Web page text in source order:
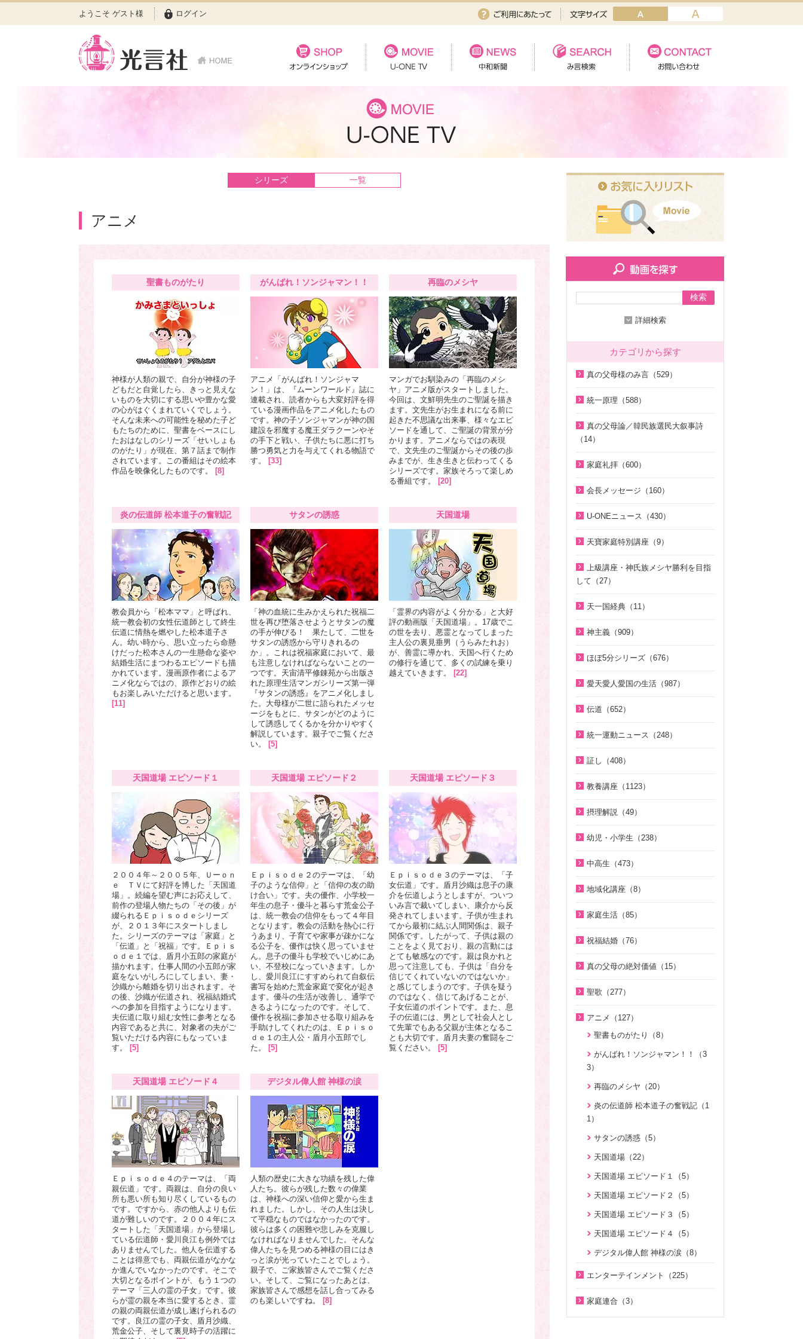
ようこそ ゲスト様 ログイン
シリーズ 一覧
アニメ
聖書ものがたり
神様が人類の親で、自分が神様の子
どもだと自覚したら、きっと見えな
いものを大切にする思いや豊かな愛
の心がはぐくまれていくでしょう。
そんな未来への可能性を秘めた子ど
もたちのために、聖書をベースにし
たおはなしのシリーズ「せいしょも
のがたり」が現在、第７話まで制作
されています。この番組はその絵本
作品を映像化したものです。
[8]
がんばれ！ソンジャマン！！
アニメ「がんばれ！ソンジャマ
ン！」は、『ムーンワールド』誌に
連載され、読者からも大変好評を得
ている漫画作品をアニメ化したもの
です。神の子ソンジャマンが神の国
建設を邪魔する魔王ダラクーンやそ
の手下と戦い、子供たちに悪に打ち
勝つ勇気と力を与えてくれる物語で
す。
[33]
再臨のメシヤ
マンガでお馴染みの「再臨のメシ
ヤ」アニメ版がスタートしました。
今回は、文鮮明先生のご聖誕を描き
ます。文先生がお生まれになる前に
起きた不思議な出来事、様々なエピ
ソードを通して、ご聖誕の背景が分
かります。アニメならではの表現
で、文先生のご聖誕からその後の歩
みまでが、生き生きと伝わってくる
シリーズです。家族そろって楽しめ
る番組です。
[20]
炎の伝道師 松本道子の奮戦記
教会員から「松本ママ」と呼ばれ、
統一教会初の女性伝道師として終生
伝道に情熱を燃やした松本道子さ
ん。幼い時から、思い立ったら命懸
けだった松本さんの一生懸命な姿や
結婚生活にまつわるエピソードも描
かれています。漫画原作者によるア
ニメ化ならではの、原作どおりの絵
もお楽しみいただけると思います。
[11]
サタンの誘惑
「神の血統に生みかえられた祝福二
世を再び堕落させようとサタンの魔
の手が伸びる！ 果たして、二世を
サタンの誘惑から守りきれるの
か」。これは祝福家庭において、最
も注意しなければならないことの一
つです。天宙清平修錬苑から出版さ
れた原理生活マンガシリーズ第一弾
『サタンの誘惑』をアニメ化しまし
た。大母様が二世に語られたメッセ
ージをもとに、サタンがどのように
して誘惑してくるかを分かりやすく
解説しています。親子でご覧くださ
い。
[5]
天国道場
「霊界の内容がよく分かる」と大好
評の動画版「天国道場」。17歳でこ
の世を去り、悪霊となってしまった
主人公の裏見垂男（うらみたれお）
が、善霊に導かれ、天国へ行くため
の修行を通じて、多くの試練を乗り
越えていきます。
[22]
天国道場 エピソード１
２００４年～２００５年、Ｕーｏｎ
ｅ ＴＶにて好評を博した「天国道
場」。続編を望む声にお応えして、
前作の登場人物たちの「その後」が
綴られるＥｐｉｓｏｄｅシリーズ
が、２０１３年にスタートしまし
た。シリーズのテーマは「家庭」と
「伝道」と「祝福」です。Ｅｐｉｓ
ｏｄｅ１では、盾月小五郎の家庭が
描かれます。仕事人間の小五郎が家
庭をないがしろにしてしまい、妻・
沙織から離婚を切り出されます。そ
の後、沙織が伝道され、祝福結婚式
への参加を目指すようになります。
夫伝道に取り組む女性に参考となる
内容であると共に、対象者の夫がご
覧いただける内容にもなっていま
す。
[5]
天国道場 エピソード２
Ｅｐｉｓｏｄｅ２のテーマは、「幼
子のような信仰」と「信仰の友の助
け合い」です。夫の優作、小学校一
年生の息子・優斗と暮らす荒金公子
は、統一教会の信仰をもって４年目
となります。教会の活動を熱心に行
うあまり、子育てや家事が疎かにな
る公子を、優作は快く思っていませ
ん。息子の優斗も学校でいじめにあ
い、不登校になっていきます。しか
し、愛川良江にすすめられて自叙伝
書写を始めた荒金家庭で変化が起き
ます。優斗の生活が改善し、通学で
きるようになったのです。そして、
優作を祝福に参加させる取り組みを
手助けしてくれたのは、Ｅｐｉｓｏ
ｄｅ１の主人公・盾月小五郎でし
た。
[5]
天国道場 エピソード３
Ｅｐｉｓｏｄｅ３のテーマは、「子
女伝道」です。盾月沙織は息子の康
介を伝道しようとしますが、ついつ
いみ言で裁いてしまい、康介から反
発されてしまいます。子供が生まれ
てから最初に結ぶ人間関係は、親子
関係です。したがって、子供は親の
ことをよく見ており、親の言動には
とても敏感なのです。親は良かれと
思って注意しても、子供は「自分を
信じてくれていないのではないか」
と感じてしまうのです。子供を疑う
のではなく、信じてあげることが、
子女伝道のポイントです。また、息
子の伝道には、男として社会人とし
て先輩でもある父親が主体となるこ
とも大切です。盾月夫妻の奮闘をご
覧ください。
[5]
天国道場 エピソード４
Ｅｐｉｓｏｄｅ４のテーマは、「両
親伝道」です。両親は、自分の良い
所も悪い所も知り尽くしているもの
です。ですから、赤の他人よりも伝
道が難しいのです。２００４年にス
タートした「天国道場」から登場し
ている伝道師・愛川良江も例外では
ありませんでした。他人を伝道する
ことは得意でも、両親伝道がなかな
か進んでいなかったのです。そこで
大切となるポイントが、もう１つの
テーマ「三人の霊の子女」です。彼
らが霊の親を本当に愛するとき、霊
の親の両親伝道が成し遂げられるの
です。良江の霊の子女、盾月沙織、
荒金公子、そして裏見時子の活躍に
デジタル偉人館 神様の涙
人類の歴史に大きな功績を残した偉
人たち。彼らが残した数々の偉業
は、神様への深い信仰と愛から生ま
れました。しかし、その人生は決し
て平穏なものではなかったのです。
彼らは多くの困難や悲しみを克服し
なければなりませんでした。そんな
偉人たちを見つめる神様の目にはき
っと涙が光っていたことでしょう。
親子で、ご家族皆さんでご覧くださ
い。そして、ご覧になったあとは、
家族皆さんで感想を話し合ってみる
のも楽しいですね。
[8]
検索
詳細検索
カテゴリから探す
真の父母様のみ言（529）
2000年代（7）
1980年代（27）
1970年代（9）
幸運の言葉（77）
相と価値（真の父母論）（8）
韓民族選民大叙事詩（6）
統一原理（588）
天の摂理からみた真の父母様の位
韓民族選民大叙事詩（6）
脱会説得の宗教的背景（9）
そうだったのか！人類一家族（1
8）
そうだったのか！統一原理（34）
ほぼ5分でわかる統一原理（153）
ほぼ5分でわかる祝福結婚Q&A（7
２１日修練会教育教材（33）
真の幸せ講座（15）
シリーズ『原理講論』を読む（2
0）
統一原理（14）
ゴッディズム（19）
7）
神主義講座（10）
北谷真雄氏が語る統一原理＆証し
（21）
VIDEO de 訓読『原理講論』（4
2）
0）
真の父母論／韓民族選民大叙事詩
（14）
相と価値（真の父母論）（8）
韓民族選民大叙事詩（6）
家庭礼拝（600）
中高生のためのWeb礼拝（192）
聖歌（歌入り）（88）
聖歌（ピアノ伴奏）（57）
韓国語聖歌（49）
ジュニアのための礼拝（108）
拝（32）
全国オンライン礼拝（1）
会長メッセージ（160）
2022年（1）
2020年（24）
2019年（18）
2018年（20）
2017年（10）
2015年（10）
2014年（10）
2013年（9）
2009年（5）
2008年（1）
U-ONEニュース（430）
2024年（26）
2022年（38）
2021年（47）
2020年（49）
2018年（50）
2017年（50）
2016年（49）
天寶家庭特別講座（9）
上級講座・神氏族メシヤ勝利を目指
して（27）
2. 神氏族メシヤ講座（8）
3. HJ天宙天寶修錬苑講座（3）
コミュニケーション講座（2）
天一国経典（11）
神主義（909）
家庭連合Web教会 礼拝説教（55）
そうだったのか！人類一家族（1
ほぼ5分でわかる祝福結婚Q&A（7
ほぼ5分で分かる勝共理論（188）
ジュニアのための礼拝（108）
原理教室補助教材（10）
世界平和のためのビジョン講座（1
0）
勝共思想入門（4）
統一運動解説（29）
「真の家庭」の十字架路程と勝利
（7）
復帰摂理歴史の流れと環太平洋時
日本社会を蝕む文化共産主義（5）
アボニム 少年時代・青年時代
（2）
拝（31）
天の御国から（12）
ゆうこおねえさんのビデオかみし
ばい（15）
みやかおねえさんのビデオかみし
マルスム（2）
氏族メシヤ活動推進の必読書「文
鮮明先生の日本語による御言集 特別
編１」の解説（1）
家庭連合が贈る聖書ものがたり（2
8）
ほぼ5分シリーズ（676）
ほぼ5分でわかる祝福結婚Q&A（7
せな人生の極意！（219）
8）
愛天愛人愛国の生活（987）
皆様へ（1）
北谷真雄氏が語る統一原理＆証し
（21）
韓国語聖歌（49）
祝福家庭を愛する真の父母（8）
8）
二世が語る～僕らの未来（3）
9）
生活（23）
心を開けば（6）
ハートフル・ストーリー（7）
聖歌 ギターアレンジ（8）
天民化教育講座（7）
伝道最前線情報（91）
原理教室補助教材（10）
ョン講座（28）
ＴＨＥ ＮＥＷ ＶＩＳＩＯＮ（3）
統一運動PHOTOアルバム（28）
炎の伝道師 松本道子の奮戦記（1
1）
氏族的メシヤ講座（7）
ファミリーコミュニケーション講
みんな元気になあれ（30）
伝道（652）
祝福紹介（131）
統一運動紹介（19）
統一運動ニュース（248）
2000年代（75）
1980年代（4）
1970年代（5）
証し（408）
（15）
直接見た父母様の愛の姿 ～ 阿部
公子さんの証し（9）
真実一路 ～ 松山貢三 魂の叫び（1
北谷真雄が語る霊界の真実、その
後（4）
愛に触れた日々（10）
神霊と真理に満たされて 777双 阿
部公子さんの証し（5）
証シリーズ 真のお母様、感謝しま
証シリーズ 真のお母様、感謝しま
す（ナレーション入り）（46）
北谷真雄が語る霊界の真実（8）
「霊界はある。霊人たちはいつも
共にいる」シリーズ 続・北谷真雄
が語る霊界の真実（7）
北谷真雄が語る霊界の真実、再び
（7）
北谷真雄氏が語る統一原理＆証し
（28）
私の出会った真のお父様（7）
周藤健先生自叙伝（43）
統一教会蘇生期を語る（10）
教養講座（1123）
後（4）
（33）
「霊界はある。霊人たちはいつも
共にいる」シリーズ 続・北谷真雄
が語る霊界の真実（7）
ほぼ5分でわかる勝共理論（188）
内外情勢解説（60）
北谷真雄が語る霊界の真実（9）
～母のように 娘のように～（16）
夫婦の愛を育てるために（21）
現代のホロコースト～知られざる
2）
日本社会を蝕む文化共産主義（5）
漂流する若者たち（9）
よんい博士と行く神様の世界（4
7）
天一国ぐうわシリーズ（31）
デジタル偉人館 神様の涙（8）
KMSひとくち韓国語（12）
摂理解説（49）
（4）
幼児・小学生（238）
（32）
小学生のための原理講義（12）
（2）
よんい博士と行く神様の世界（4
7）
デジタル偉人館 神様の涙（8）
ゆうこおねえさんのビデオかみし
ばい（19）
みやかおねえさんのビデオかみし
ばい（4）
座間先生のiＳＴＦわくわく講座
（14）
座間先生のiＳＴＦわくわく講座 P
art2（12）
True Pure Harmony（10）
家庭連合が贈る聖書ものがたり（2
アーカイブ「クリスマス企画番組
Pure Heart Christmas」デジタルリ
マスター版（1）
そうだったのか！統一原理（34）
中高生（473）
8）
ジュニアのための礼拝（108）
Eternal Love / Hyo Jin Moon（1
True Pure Harmony（10）
OMNIPRESENCE イツモトモニ
（15）
アボニム 少年時代・青年時代
（2）
デジタル偉人館 神様の涙（8）
親と子のための説教集 こども礼拝
（32）
地域化講座（8）
家庭生活（85）
～母のように 娘のように～（16）
夫婦の愛を育てるために（21）
親セミナー（10）
親子セミナー（4）
家庭青年のための家庭教育講座（1
3）
祝福結婚（76）
親セミナー（10）
親子セミナー（4）
二世のための祝福結婚講座（38）
続・二世のための祝福結婚講座（1
0）
真の父母の絶対価値（15）
聖歌（277）
HOLY SONGS ～FEMALE VOCA
（1）
アニメ（127）
聖書ものがたり（8）
がんばれ！ソンジャマン！！（3
3）
再臨のメシヤ（20）
炎の伝道師 松本道子の奮戦記（1
1）
サタンの誘惑（5）
天国道場（22）
天国道場 エピソード１（5）
天国道場 エピソード２（5）
天国道場 エピソード３（5）
天国道場 エピソード４（5）
デジタル偉人館 神様の涙（8）
エンターテインメント（225）
家庭連合（3）
『拝啓 岸田文雄首相 家庭連合